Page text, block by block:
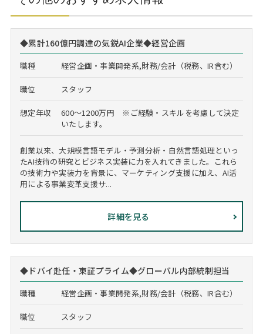
◆累計160億円調達の気鋭AI企業◆経営企画
職種 経営企画・事業開発系,財務/会計（税務、IR含む）
職位 スタッフ
想定年収
600～1200万円 ※ご経験・スキルを考慮して決定
いたします。
創業以来、大規模言語モデル・予測分析・自然言語処理といっ
たAI技術の研究とビジネス実装に力を入れてきました。これら
の技術力や実装力を背景に、マーケティング支援に加え、AI活
用による事業変革支援サ...
詳細を見る
◆ドバイ赴任・東証プライム◆グローバル内部統制担当
職種 経営企画・事業開発系,財務/会計（税務、IR含む）
職位 スタッフ